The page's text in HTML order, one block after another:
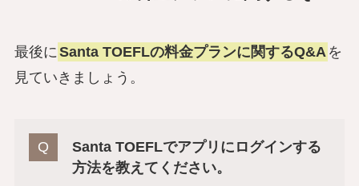
最後に Santa TOEFLの料金プランに関するQ&A を
見ていきましょう。
Santa TOEFLでアプリにログインする
方法を教えてください。